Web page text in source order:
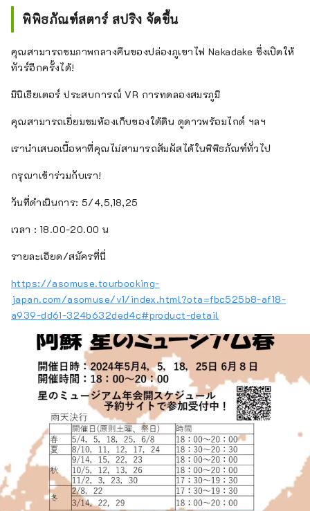
แสดงเกี่ยวกับแหล่งกำเนิด ภูมิประเทศ และ
ธรณีวิทยาของภูเขาไฟอาโสะ ภูเขาไฟในญี่ปุ่น
ความสัมพันธ์ระหว่างทุ่งหญ้ากับผู้คน พืชและสัตว์
เกี่ยวกับชีวิตของผู้คนได้
พิพิธภัณฑ์สตาร์ สปริง จัดขึ้น
คุณสามารถชมภาพกลางคืนของปล่องภูเขาไฟ Nakadake ซึ่งเปิดให้
ทัวร์อีกครั้งได้!
มินิเธียเตอร์ ประสบการณ์ VR การทดลองสมรภูมิ
คุณสามารถเยี่ยมชมห้องเก็บของใต้ดิน ดูดาวพร้อมไกด์ ฯลฯ
เรานำเสนอเนื้อหาที่คุณไม่สามารถสัมผัสได้ในพิพิธภัณฑ์ทั่วไป
กรุณาเข้าร่วมกับเรา!
วันที่ดำเนินการ: 5/4,5,18,25
เวลา : 18.00-20.00 น
รายละเอียด/สมัครที่นี่
https://asomuse.tourbooking-
japan.com/asomuse/v1/index.html?ota=fbc525b8-af18-
a939-dd61-324b632ded4c#product-detail